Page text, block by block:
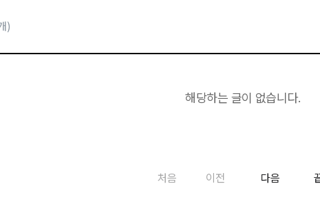
)
해당하는 글이 없습니다.
처음 이전 다음